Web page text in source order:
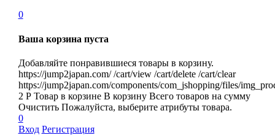
0
Ваша корзина пуста
Добавляйте понравившиеся товары в корзину.
https://jump2japan.com/ /cart/view /cart/delete /cart/clear
https://jump2japan.com/components/com_jshopping/files/
2 Р Товар в корзине В корзину Всего товаров на сумму
Очистить Пожалуйста, выберите атрибуты товара.
0
Вход Регистрация